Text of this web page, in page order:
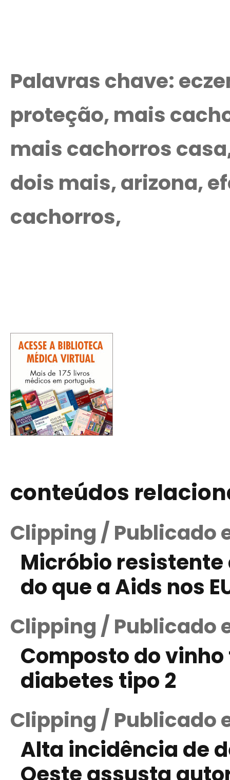
Palavras chave:
proteção, mais
mais cachorros
dois mais, arizona,
cachorros,
conteúdos
Clipping / Publicado
Micróbio
do que a Aids nos
Clipping / Publicado
Composto do
diabetes tipo 2
Clipping / Publicado
Alta incidência de
Oeste assusta